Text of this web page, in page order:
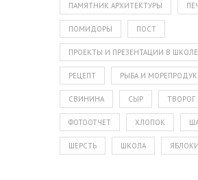
ПАМЯТНИК АРХИТЕКТУРЫ
ПОМИДОРЫ ПОСТ
ПРОЕКТЫ И ПРЕЗЕНТАЦИИ В ШКОЛЕ
РЕЦЕПТ РЫБА И
СВИНИНА СЫР ТВОРОГ
ФОТООТЧЕТ ХЛОПОК
ШЕРСТЬ ШКОЛА ЯБЛОКИ